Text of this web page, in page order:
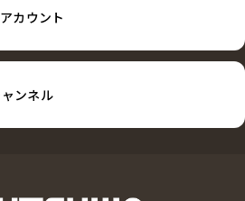
カウント
ンネル